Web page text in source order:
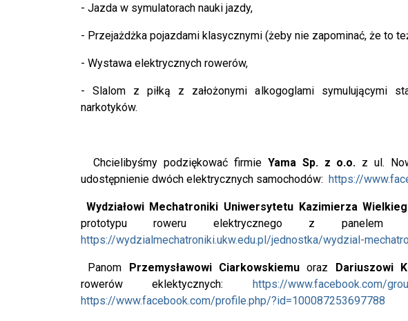
- Jazda w symulatorach nauki jazdy,
- Przejażdżka pojazdami klasycznymi (żeby nie zapominać, że to
- Wystawa elektrycznych rowerów,
- Slalom z piłką z założonymi alkogoglami symulującymi
narkotyków.
Chcielibyśmy podziękować firmie Yama Sp. z o.o. z ul.
udostępnienie dwóch elektrycznych samochodów: https://
Wydziałowi Mechatroniki Uniwersytetu Kazimierza
prototypu roweru elektrycznego z panelem
https://wydzialmechatroniki.ukw.edu.pl/jednostka/wydzial-
Panom Przemysławowi Ciarkowskiemu oraz Dariuszowi
rowerów eklektycznych: https://www.facebook.com/
https://www.facebook.com/profile.php/?id=100087253697788